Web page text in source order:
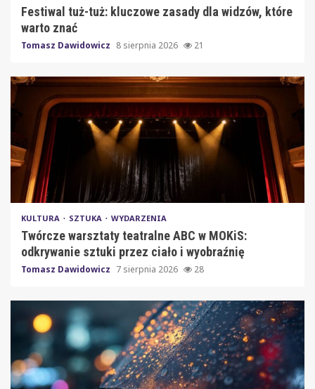
Festiwal tuż-tuż: kluczowe zasady dla widzów, które
warto znać
Tomasz Dawidowicz 8 sierpnia 2026 21
KULTURA SZTUKA WYDARZENIA
Twórcze warsztaty teatralne ABC w MOKiS:
odkrywanie sztuki przez ciało i wyobraźnię
Tomasz Dawidowicz 7 sierpnia 2026 28